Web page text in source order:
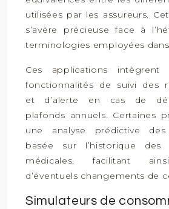
utilisées par les assureurs.
s’avère précieuse face à
terminologies employées
Ces applications intègrent
fonctionnalités de suivi des
et d’alerte en cas de
plafonds annuels. Certaines
une analyse prédictive
basée sur l’historique des
médicales, facilitant
d’éventuels changements de
Simulateurs de